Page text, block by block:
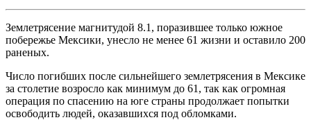
Землетрясение магнитудой 8.1, поразившее только южное
побережье Мексики, унесло не менее 61 жизни и оставило 200
раненых.
Число погибших после сильнейшего землетрясения в Мексике
за столетие возросло как минимум до 61, так как огромная
операция по спасению на юге страны продолжает попытки
освободить людей, оказавшихся под обломками.